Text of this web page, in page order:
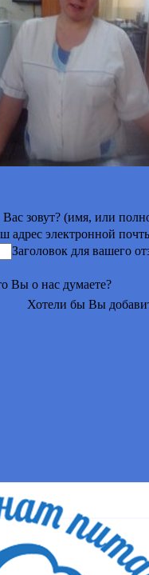
Вас зовут? (имя, или
адрес электронной
Заголовок для вашего
Вы о нас думаете?
Хотели бы Вы